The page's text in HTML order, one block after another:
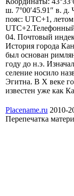
ш. 7°00′45.91″ в. д.
пояс: UTC+1, летом
04. Почтовый
История города
был основан
году до н.э.
селение носило
Эгитна. В Х веке
известен уже как
Placename.ru 2010-
Перепечатка